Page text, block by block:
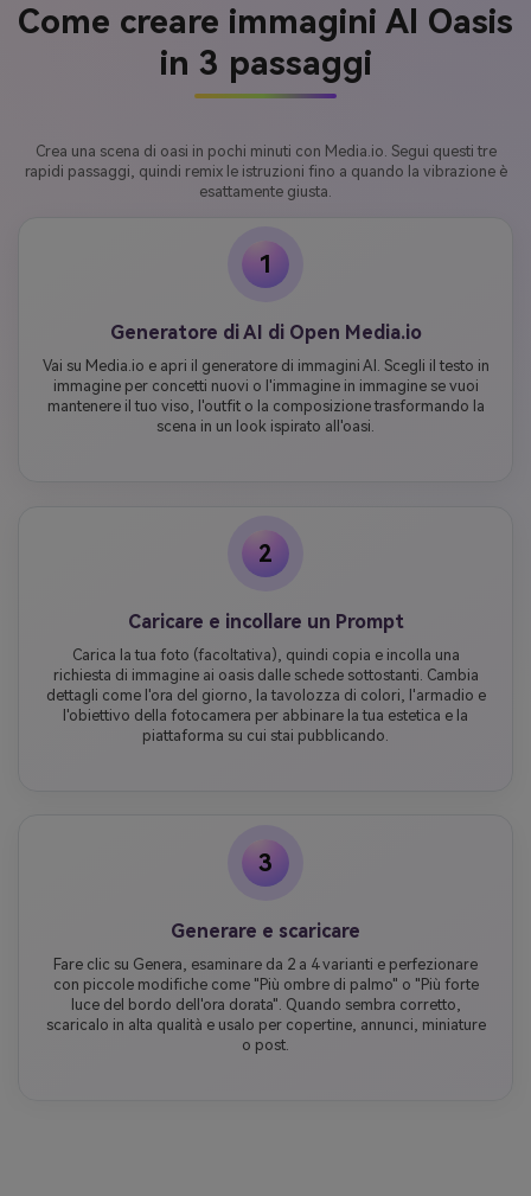
Come creare immagini AI Oasis
in 3 passaggi
Crea una scena di oasi in pochi minuti con Media.io. Segui questi tre
rapidi passaggi, quindi remix le istruzioni fino a quando la vibrazione è
esattamente giusta.
1
Generatore di AI di Open Media.io
Vai su Media.io e apri il generatore di immagini AI. Scegli il testo in
immagine per concetti nuovi o l'immagine in immagine se vuoi
mantenere il tuo viso, l'outfit o la composizione trasformando la
scena in un look ispirato all'oasi.
2
Caricare e incollare un Prompt
Carica la tua foto (facoltativa), quindi copia e incolla una
richiesta di immagine ai oasis dalle schede sottostanti. Cambia
dettagli come l'ora del giorno, la tavolozza di colori, l'armadio e
l'obiettivo della fotocamera per abbinare la tua estetica e la
piattaforma su cui stai pubblicando.
3
Generare e scaricare
Fare clic su Genera, esaminare da 2 a 4 varianti e perfezionare
con piccole modifiche come "Più ombre di palmo" o "Più forte
luce del bordo dell'ora dorata". Quando sembra corretto,
scaricalo in alta qualità e usalo per copertine, annunci, miniature
o post.